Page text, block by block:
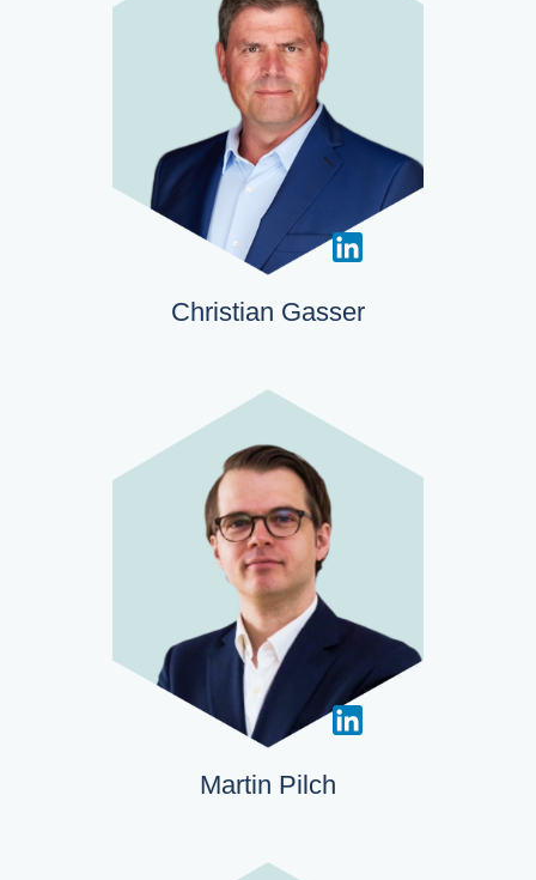
Christian Gasser
Martin Pilch